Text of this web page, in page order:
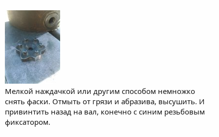
Мелкой наждачкой или другим способом немножко
снять фаски. Отмыть от грязи и абразива, высушить. И
привинтить назад на вал, конечно с синим резьбовым
фиксатором.